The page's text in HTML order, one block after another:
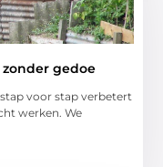
gedoe
voor stap verbetert
werken. We